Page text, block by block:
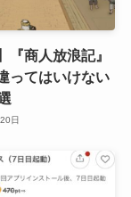
『商人放浪記』
ってはいけない
日